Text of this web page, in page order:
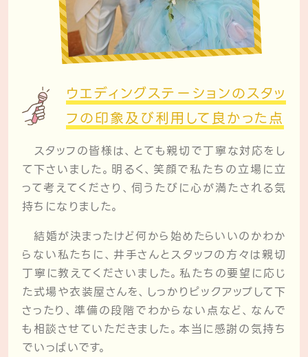
ウエディングステーションのスタッ
フの印象及び利用して良かった点
スタッフの皆様は、とても親切で丁寧な対応をし
て下さいました。明るく、笑顔で私たちの立場に立
って考えてくださり、伺うたびに心が満たされる気
持ちになりました。
結婚が決まったけど何から始めたらいいのかわか
らない私たちに、井手さんとスタッフの方々は親切
丁寧に教えてくださいました。私たちの要望に応じ
た式場や衣装屋さんを、しっかりピックアップして下
さったり、準備の段階でわからない点など、なんで
も相談させていただきました。本当に感謝の気持ち
でいっぱいです。